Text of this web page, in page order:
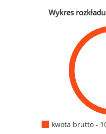
Wykres
kwota brutto -